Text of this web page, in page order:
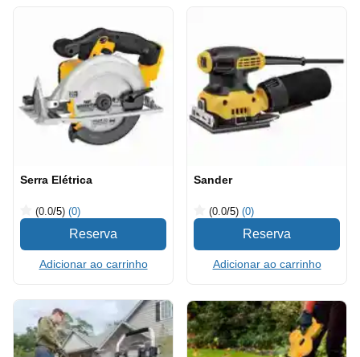
Serra Elétrica
(0.0/5) (0)
Adicionar ao carrinho
Sander
(0.0/5) (0)
Adicionar ao carrinho